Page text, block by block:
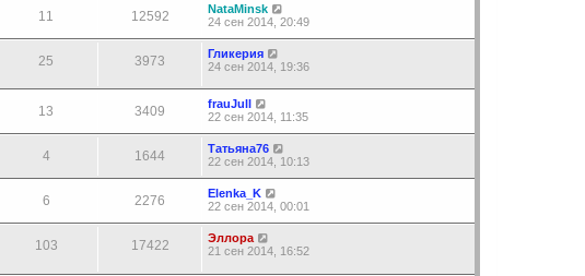
11 12592
NataMinsk
24 сен 2014, 20:49
25 3973
Гликерия
24 сен 2014, 19:36
13 3409
frauJull
22 сен 2014, 11:35
4 1644
Татьяна76
22 сен 2014, 10:13
6 2276
Elenka_K
22 сен 2014, 00:01
103 17422
Эллора
21 сен 2014, 16:52